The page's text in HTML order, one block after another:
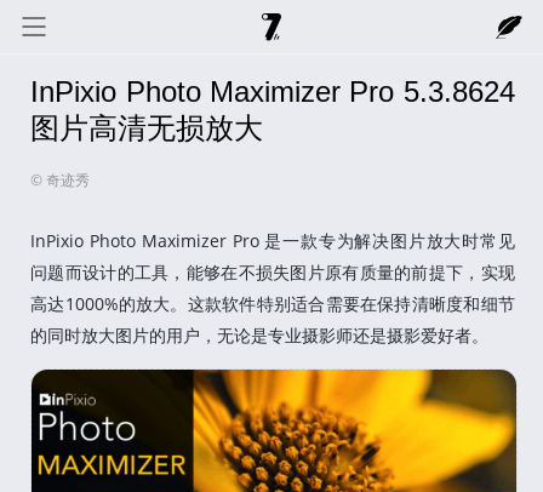
奇迹秀 关于我 记录线
色彩库
InPixio Photo Maximizer Pro 5.3.8624
图片高清无损放大
© 奇迹秀
InPixio Photo Maximizer Pro 是一款专为解决图片放大时常见
问题而设计的工具，能够在不损失图片原有质量的前提下，实现
高达1000%的放大。这款软件特别适合需要在保持清晰度和细节
的同时放大图片的用户，无论是专业摄影师还是摄影爱好者。